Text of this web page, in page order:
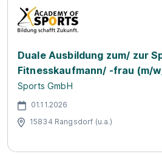
Duale Ausbildung zum/ zur
Fitnesskaufmann/ -frau (m/
Sports GmbH
01.11.2026
15834 Rangsdorf (u.a.)